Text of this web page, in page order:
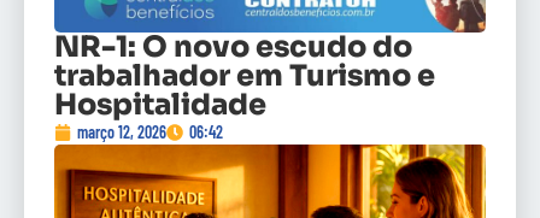
NR-1: O novo escudo do
trabalhador em Turismo e
Hospitalidade
março 12, 2026 06:42